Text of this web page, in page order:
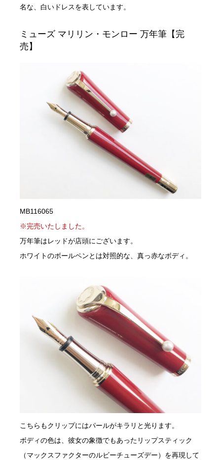
名な、白いドレスを表しています。
ミューズ マリリン・モンロー 万年筆【完
売】
MB116065
※完売いたしました。
万年筆はレッドが店頭にございます。
ホワイトのボールペンとは対照的な、真っ赤なボディ。
こちらもクリップにはパールがキラリと光ります。
ボディの色は、彼女の象徴でもあったリップスティック
（マックスファクターのルビーチューズデー）を再現して